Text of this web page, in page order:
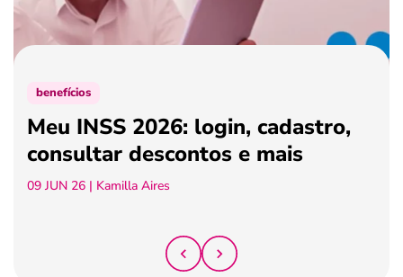
benefícios
Meu INSS 2026: login, cadastro,
consultar descontos e mais
09 JUN 26 | Kamilla Aires